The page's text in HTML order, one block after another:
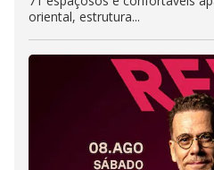
oriental, estrutura...